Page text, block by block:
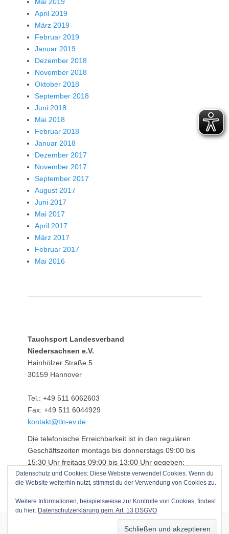
April 2019
März 2019
Februar 2019
Januar 2019
Dezember 2018
November 2018
Oktober 2018
September 2018
Juni 2018
Mai 2018
Februar 2018
Januar 2018
Dezember 2017
November 2017
September 2017
August 2017
Juni 2017
Mai 2017
April 2017
März 2017
Februar 2017
Mai 2016
Tauchsport Landesverband
Niedersachsen e.V.
Hainhölzer Straße 5
30159 Hannover
Tel.: +49 511 6062603
Fax: +49 511 6044929
kontakt@tln-ev.de
Die telefonische Erreichbarkeit ist in den regulären
Geschäftszeiten montags bis donnerstags 09:00 bis
15:30 Uhr freitags 09:00 bis 13:00 Uhr gegeben;
darüber hinaus über einen angeschlossenen
Anrufbeantworter.
Datenschutzerklärung gem. Art. 13 DSGVO|
Datenschutz und Cookies: Diese Website verwendet Cookies. Wenn du
die Website weiterhin nutzt, stimmst du der Verwendung von Cookies zu.
Weitere Informationen, beispielsweise zur Kontrolle von Cookies, findest
du hier: Datenschutzerklärung gem. Art. 13 DSGVO